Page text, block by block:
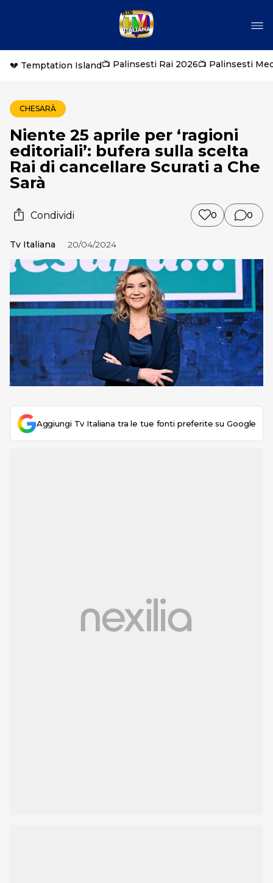
💔 Temptation Island📺 Palinsesti Rai 2026📺 Palinsesti
CHESARÀ
Niente 25 aprile per ‘ragioni
editoriali’: bufera sulla scelta
Rai di cancellare Scurati a Che
Sarà
Condividi 0 0
Tv Italiana 20/04/2024
Aggiungi Tv Italiana tra le tue fonti preferite su Google